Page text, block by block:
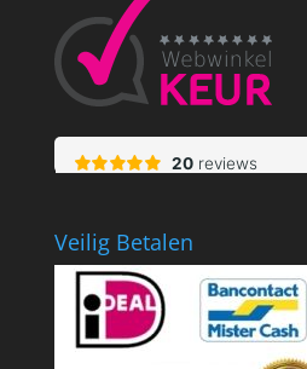
Veilig Betalen